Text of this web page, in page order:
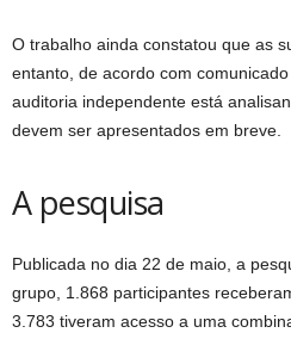
O trabalho ainda constatou que as
entanto, de acordo com
auditoria independente está
devem ser apresentados em breve.
A pesquisa
Publicada no dia 22 de maio, a
grupo, 1.868 participantes
3.783 tiveram acesso a uma